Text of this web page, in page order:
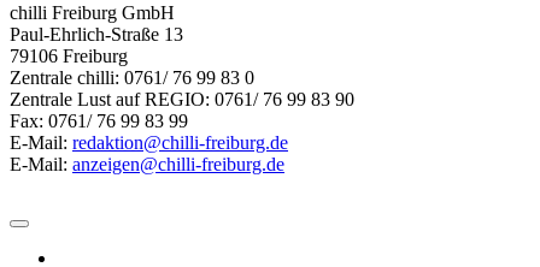
chilli Freiburg GmbH
Paul-Ehrlich-Straße 13
79106 Freiburg
Zentrale chilli: 0761/ 76 99 83 0
Zentrale Lust auf REGIO: 0761/ 76 99 83 90
Fax: 0761/ 76 99 83 99
E-Mail: redaktion@chilli-freiburg.de
E-Mail: anzeigen@chilli-freiburg.de